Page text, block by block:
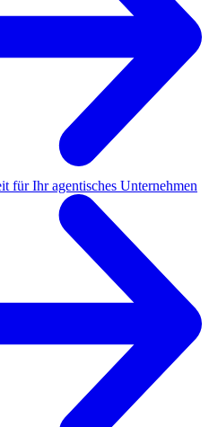
für Ihr agentisches Unternehmen